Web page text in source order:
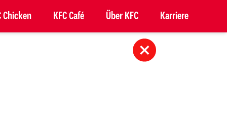
Chicken KFC Café Über KFC Karriere